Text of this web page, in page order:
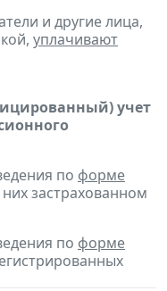
и другие лица,
уплачивают
учет
по форме
застрахованном
по форме